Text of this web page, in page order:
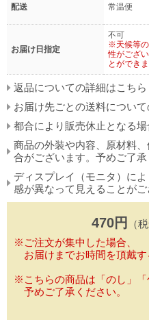
配送 常温便
お届け日指定
不可
※天候等の
性がござ
とができま
返品についての詳細はこちら
お届け先ごとの送料につい
都合により販売休止となる場
商品の外装や内容、原材料
合がございます。予めご了承
ディスプレイ（モニタ）に
感が異なって見えることがご
470円 （
※ご注文が集中した場合、
お届けまでお時間を頂戴す
※こちらの商品は「のし」「
予めご了承ください。